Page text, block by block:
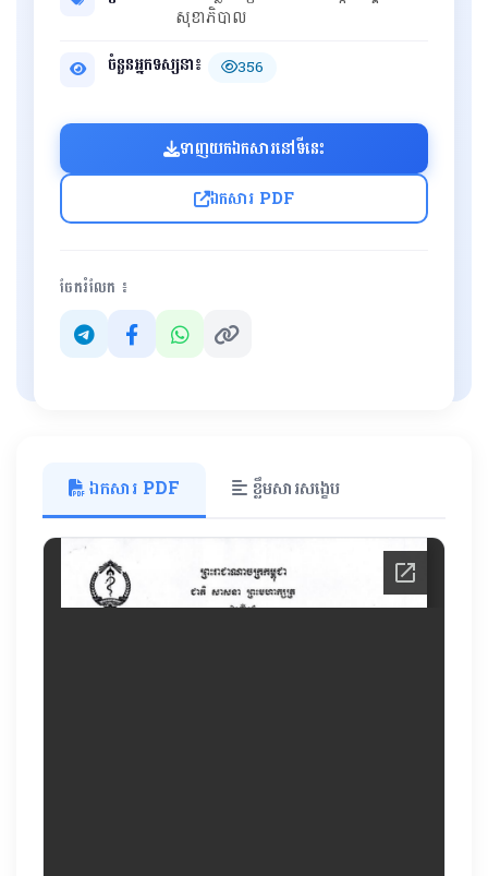
សុខាភិបាល
ចំនួនអ្នកទស្សនា៖
356
ទាញយកឯកសារនៅទីនេះ
ឯកសារ PDF
ចែករំលែក ៖
ឯកសារ PDF ខ្លឹមសារសង្ខេប